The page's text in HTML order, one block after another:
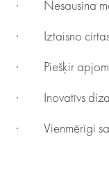
· Nesausina
· Iztaisno
· Piešķir
· Inovatīvs
· Vienmērīgi